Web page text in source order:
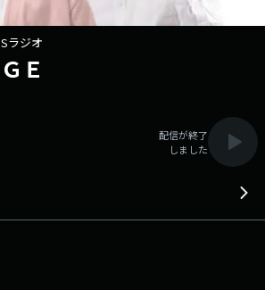
ラジオ
Ｅ
配信が終了
しました